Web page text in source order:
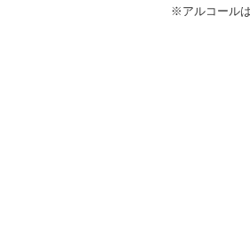
※アルコール